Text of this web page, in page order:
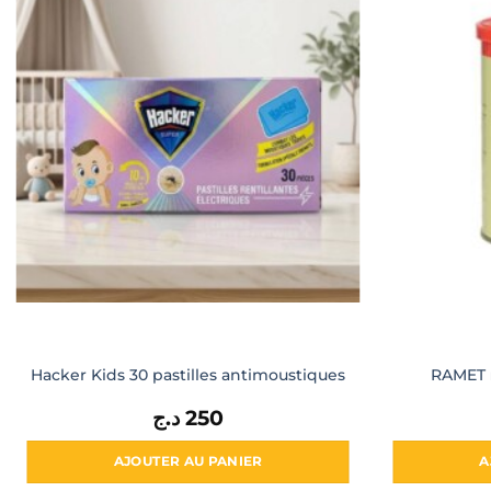
Hacker Kids 30 pastilles antimoustiques
250 د.ج
AJOUTER AU PANIER